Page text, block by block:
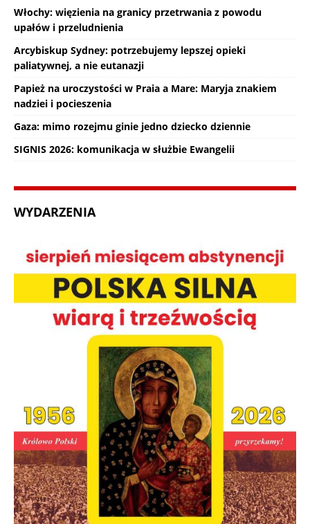
Włochy: więzienia na granicy przetrwania z powodu
upałów i przeludnienia
Arcybiskup Sydney: potrzebujemy lepszej opieki
paliatywnej, a nie eutanazji
Papież na uroczystości w Praia a Mare: Maryja znakiem
nadziei i pocieszenia
Gaza: mimo rozejmu ginie jedno dziecko dziennie
SIGNIS 2026: komunikacja w służbie Ewangelii
WYDARZENIA